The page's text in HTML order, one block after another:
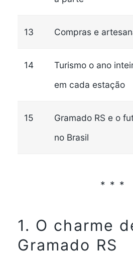
13 Compras e
14
Turismo o ano
em cada estação
15
Gramado RS e o
no Brasil
1. O charme
Gramado RS